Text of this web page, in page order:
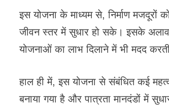
इस योजना के माध्यम से, निर्माण मजदूरों
जीवन स्तर में सुधार हो सके। इसके
योजनाओं का लाभ दिलाने में भी मदद
हाल ही में, इस योजना से संबंधित कई
बनाया गया है और पात्रता मानदंडों में